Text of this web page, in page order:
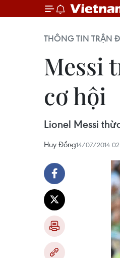
THÔNG TIN TRẬN
Messi
cơ hội
Lionel Messi
Huy Đồng14/07/2014